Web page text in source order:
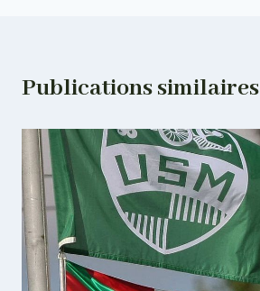
Publications similaires